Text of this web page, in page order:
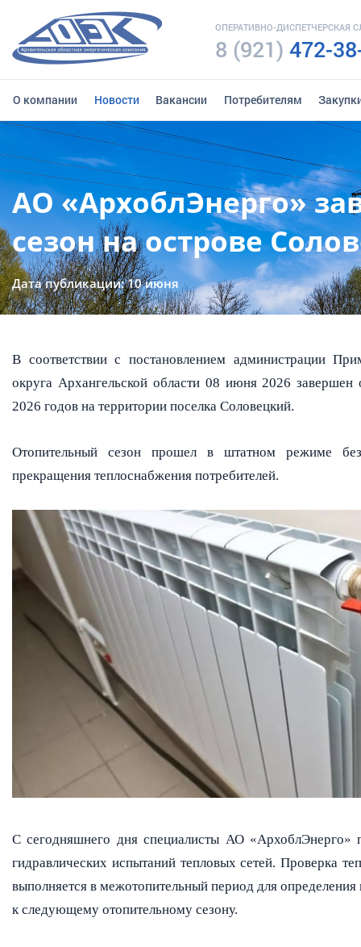
ОПЕРАТИВНО-ДИСПЕТЧЕРСКАЯ
8 (921) 472-
О компании Новости Вакансии Потребителям
АО «АрхоблЭнерго»
сезон на острове
Дата публикации: 10 июня
В соответствии с постановлением администрации
округа Архангельской области 08 июня 2026 завершен
2026 годов на территории поселка Соловецкий.
Отопительный сезон прошел в штатном режиме
прекращения теплоснабжения потребителей.
С сегодняшнего дня специалисты АО «АрхоблЭнерго»
гидравлических испытаний тепловых сетей. Проверка
выполняется в межотопительный период для определения
к следующему отопительному сезону.